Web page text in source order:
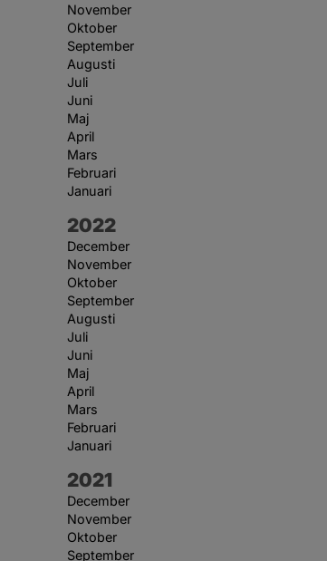
November
Oktober
September
Augusti
Juli
Juni
Maj
April
Mars
Februari
Januari
År:
2022
December
November
Oktober
September
Augusti
Juli
Juni
Maj
April
Mars
Februari
Januari
År:
2021
December
November
Oktober
September